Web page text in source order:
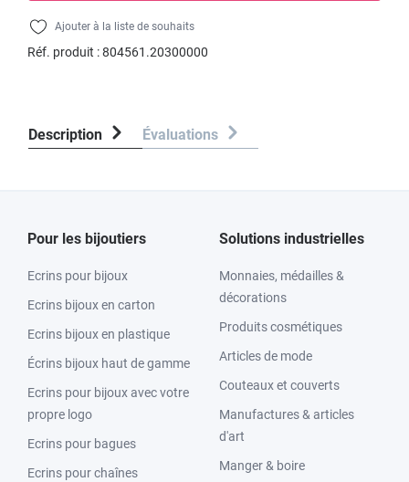
Ajouter à la liste de souhaits
Réf. produit :804561.20300000
Description Évaluations
Pour les bijoutiers
Ecrins pour bijoux
Ecrins bijoux en carton
Ecrins bijoux en plastique
Écrins bijoux haut de gamme
Ecrins pour bijoux avec votre
propre logo
Ecrins pour bagues
Ecrins pour chaînes
Solutions industrielles
Monnaies, médailles &
décorations
Produits cosmétiques
Articles de mode
Couteaux et couverts
Manufactures & articles
d'art
Manger & boire